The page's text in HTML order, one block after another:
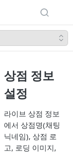
상점 정보
설정
라이브 상점 정보
에서 상점명(채팅
닉네임), 상점 로
고, 로딩 이미지,